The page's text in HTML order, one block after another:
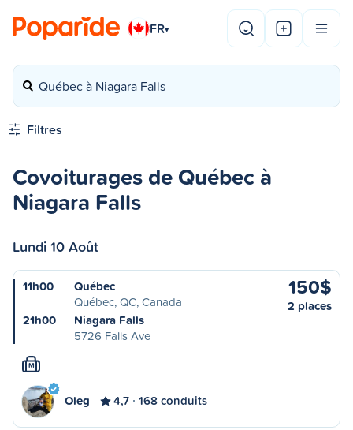
FR▾
Québec à Niagara Falls
Filtres
Covoiturages de Québec à
Niagara Falls
Lundi 10 Août
11h00
Québec
Québec, QC, Canada
21h00
Niagara Falls
5726 Falls Ave
150$
2 places
M
Oleg 4,7 168 conduits